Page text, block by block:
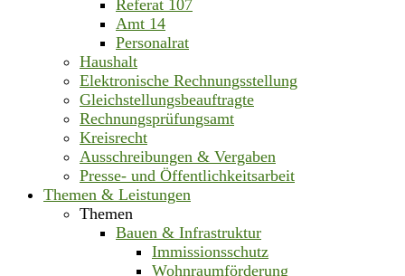
Referat 107
Amt 14
Personalrat
Haushalt
Elektronische Rechnungsstellung
Gleichstellungsbeauftragte
Rechnungsprüfungsamt
Kreisrecht
Ausschreibungen & Vergaben
Presse- und Öffentlichkeitsarbeit
Themen & Leistungen
Themen
Bauen & Infrastruktur
Immissionsschutz
Wohnraumförderung